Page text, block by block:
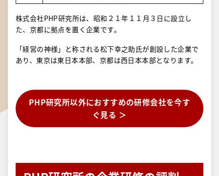
株式会社PHP研究所は、昭和２１年１１月３日に設立し
た、京都に拠点を置く企業です。
「経営の神様」と称される松下幸之助氏が創設した企業で
あり、東京は東日本本部、京都は西日本本部となります。
PHP研究所以外におすすめの研修会社を今す
ぐ見る ＞